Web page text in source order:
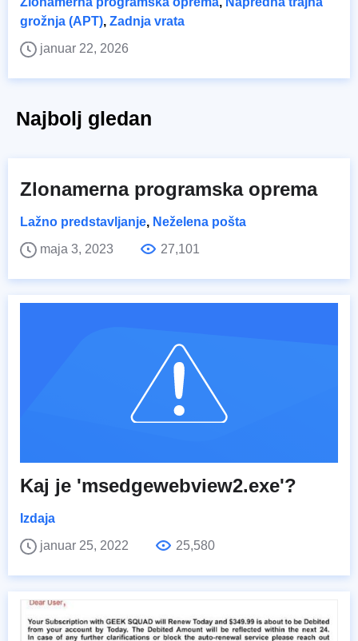
grožnja (APT), Zadnja vrata
januar 22, 2026
Najbolj gledan
Zlonamerna programska oprema
Lažno predstavljanje, Neželena pošta
maja 3, 2023
27,101
Kaj je 'msedgewebview2.exe'?
Izdaja
januar 25, 2022
25,580